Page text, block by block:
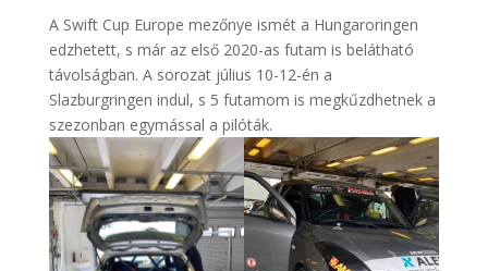
A Swift Cup Europe mezőnye ismét a Hungaroringen
edzhetett, s már az első 2020-as futam is belátható
távolságban. A sorozat július 10-12-én a
Slazburgringen indul, s 5 futamom is megkűzdhetnek a
szezonban egymással a pilóták.